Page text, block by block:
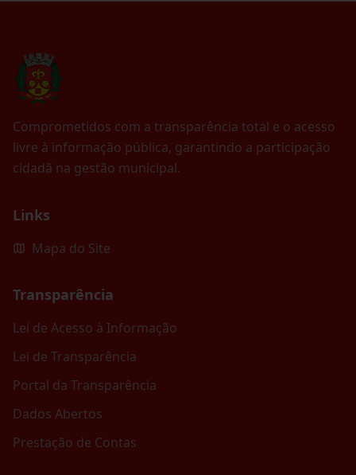
Comprometidos com a transparência total e o acesso
livre à informação pública, garantindo a participação
cidadã na gestão municipal.
Links
Mapa do Site
Transparência
Lei de Acesso à Informação
Lei de Transparência
Portal da Transparência
Dados Abertos
Prestação de Contas